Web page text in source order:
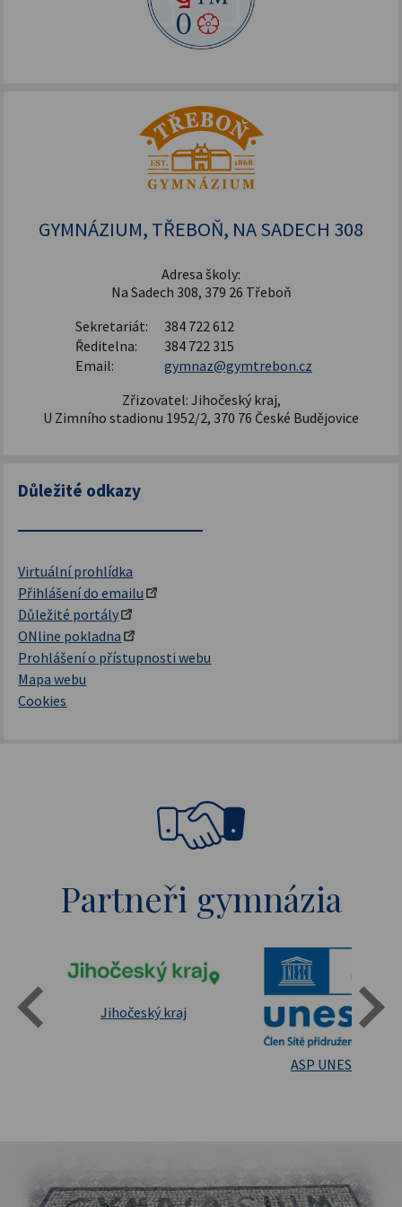
GYMNÁZIUM, TŘEBOŇ, NA SADECH 308
Adresa školy:
Na Sadech 308, 379 26 Třeboň
Sekretariát:
384 722 612
Ředitelna:
384 722 315
Email:
gymnaz@gymtrebon.cz
Zřizovatel: Jihočeský kraj,
U Zimního stadionu 1952/2, 370 76 České Budějovice
Důležité odkazy
Virtuální prohlídka
Přihlášení do emailu
Důležité portály
ONline pokladna
Prohlášení o přístupnosti webu
Mapa webu
Cookies
Partneři gymnázia
Státní oblastní archív Třeboň Jihočeský kraj